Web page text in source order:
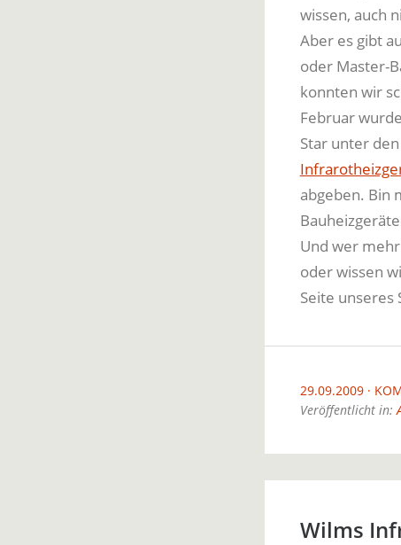
wissen, auch
Aber es gibt
oder Master-
konnten wir
Februar
Star unter
abgeben. Bin
Und wer
oder wissen
Seite unseres
29.09.2009
Veröffentlicht in:
Wilms